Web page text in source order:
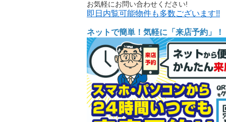
お気軽にお問い合わせください!
即日内覧可能物件も多数ございます!!
ネットで簡単！気軽に「来店予約」！